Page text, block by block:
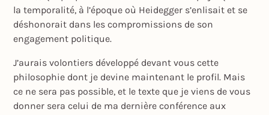
la temporalité, à l’époque où Heidegger s’enlisait et se
déshonorait dans les compromissions de son
engagement politique.
J’aurais volontiers développé devant vous cette
philosophie dont je devine maintenant le profil. Mais
ce ne sera pas possible, et le texte que je viens de vous
donner sera celui de ma dernière conférence aux